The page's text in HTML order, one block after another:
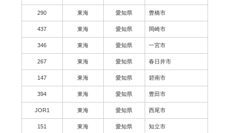
290 東海 愛知県 豊橋市
437 東海 愛知県 岡崎市
346 東海 愛知県 一宮市
267 東海 愛知県 春日井市
147 東海 愛知県 碧南市
394 東海 愛知県 豊田市
JOR1 東海 愛知県 西尾市
151 東海 愛知県 知立市